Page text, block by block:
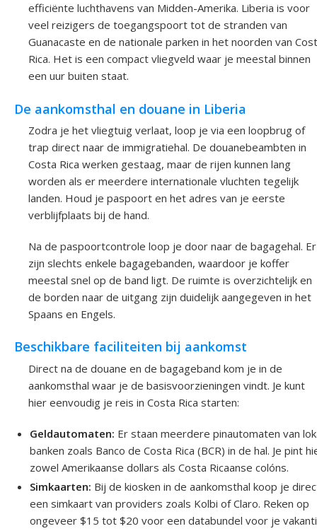
efficiënte luchthavens van Midden-Amerika. Liberia is voor
veel reizigers de toegangspoort tot de stranden van
Guanacaste en de nationale parken in het noorden van
Rica. Het is een compact vliegveld waar je meestal binnen
een uur buiten staat.
De aankomsthal en douane in Liberia
Zodra je het vliegtuig verlaat, loop je via een loopbrug of
trap direct naar de immigratiehal. De douanebeambten in
Costa Rica werken gestaag, maar de rijen kunnen lang
worden als er meerdere internationale vluchten tegelijk
landen. Houd je paspoort en het adres van je eerste
verblijfplaats bij de hand.
Na de paspoortcontrole loop je door naar de bagagehal. Er
zijn slechts enkele bagagebanden, waardoor je koffer
meestal snel op de band ligt. De ruimte is overzichtelijk en
de borden naar de uitgang zijn duidelijk aangegeven in het
Spaans en Engels.
Beschikbare faciliteiten bij aankomst
Direct na de douane en de bagageband kom je in de
aankomsthal waar je de basisvoorzieningen vindt. Je kunt
hier eenvoudig je reis in Costa Rica starten:
Geldautomaten: Er staan meerdere pinautomaten van
banken zoals Banco de Costa Rica (BCR) in de hal. Je pint
zowel Amerikaanse dollars als Costa Ricaanse colóns.
Simkaarten: Bij de kiosken in de aankomsthal koop je
een simkaart van providers zoals Kolbi of Claro. Reken op
ongeveer $15 tot $20 voor een databundel voor je